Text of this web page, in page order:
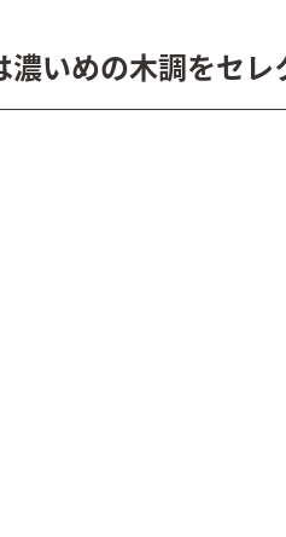
濃いめの木調をセレ